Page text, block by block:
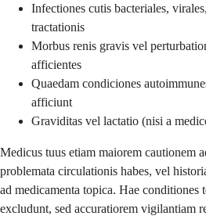
Infectiones cutis bacteriales,
tractationis
Morbus renis gravis vel
afficientes
Quaedam condiciones
afficiunt
Graviditas vel lactatio (nisi a
Medicus tuus etiam maiorem cautionem
problemata circulationis habes, vel
ad medicamenta topica. Hae conditiones
excludunt, sed accuratiorem vigilantiam